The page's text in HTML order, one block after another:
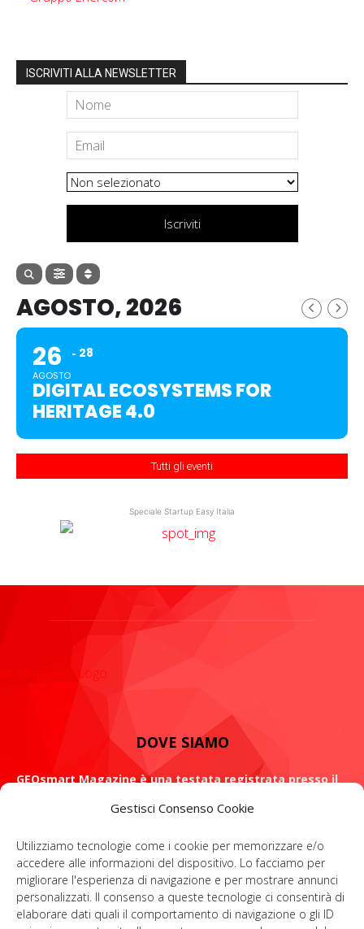
Gestisci Consenso Cookie
Utilizziamo tecnologie come i cookie per memorizzare e/o
accedere alle informazioni del dispositivo. Lo facciamo per
migliorare l'esperienza di navigazione e per mostrare annunci
personalizzati. Il consenso a queste tecnologie ci consentirà di
elaborare dati quali il comportamento di navigazione o gli ID
ISCRIVITI ALLA NEWSLETTER
Iscriviti
AGOSTO, 2026
26
AGOSTO
28
DIGITAL ECOSYSTEMS FOR
HERITAGE 4.0
Tutti gli eventi
Speciale Startup Easy Italia
DOVE SIAMO
GEOsmart Magazine è una testata registrata presso il
ROMA: Via Casilina 98, 00182
Contattaci:info@geosmartmagazine.it